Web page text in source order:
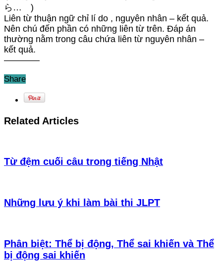
ら… )
Liên từ thuận ngữ chỉ lí do , nguyên nhân – kết quả.
Nên chú đến phần có những liên từ trên. Đáp án
thường nằm trong câu chứa liên từ nguyên nhân –
kết quả.
————
Share
Related Articles
Từ đệm cuối câu trong tiếng Nhật
Những lưu ý khi làm bài thi JLPT
Phân biệt: Thể bị động, Thể sai khiến và Thể
bị động sai khiến